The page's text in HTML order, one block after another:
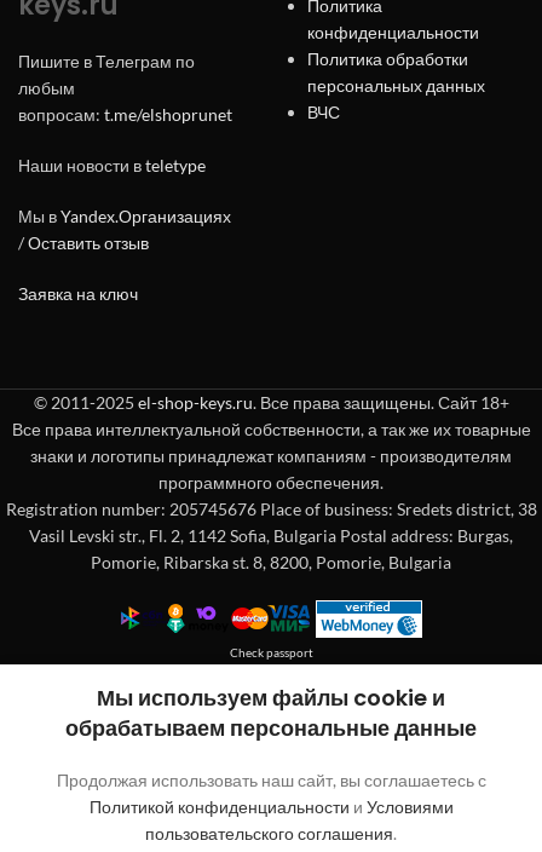
Пишите в Телеграм по
любым
вопросам: t.me/elshoprunet
Наши новости вteletype
Мы вYandex.Организациях
/Оставить отзыв
Заявка на ключ
Политика
конфиденциальности
Политика обработки
персональных данных
ВЧС
© 2011-2025 el-shop-keys.ru. Все права защищены. Сайт 18+
Все права интеллектуальной собственности, а так же их товарные
знаки и логотипы принадлежат компаниям - производителям
программного обеспечения.
Registration number: 205745676 Place of business: Sredets district, 38
Vasil Levski str., Fl. 2, 1142 Sofia, Bulgaria Postal address: Burgas,
Pomorie, Ribarska st. 8, 8200, Pomorie, Bulgaria
Check passport
Мы используем файлы cookie и
обрабатываем персональные данные
Продолжая использовать наш сайт, вы соглашаетесь с
Политикой конфиденциальности и Условиями
пользовательского соглашения.
Покупка без регистрации
"обозначает обязательные поля